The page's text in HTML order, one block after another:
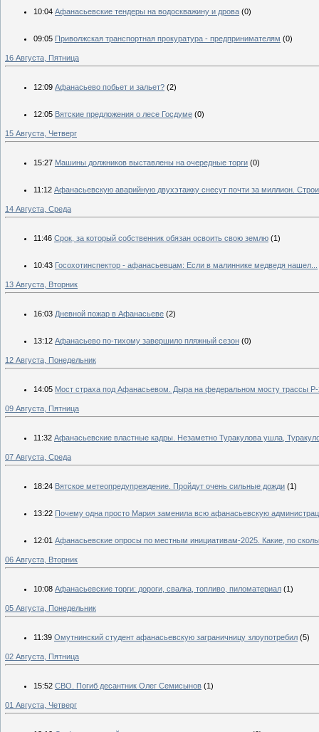
10:04 Афанасьевские тендеры на водоскважину и дрова (0)
09:05 Приволжская транспортная прокуратура - предпринимателям (0)
16 Августа, Пятница
12:09 Афанасьево побьет и зальет? (2)
12:05 Вятские предложения о лесе Госдуме (0)
15 Августа, Четверг
15:27 Машины должников выставлены на очередные торги (0)
11:12 Афанасьевскую аварийную двухэтажку снесут почти за миллион.
14 Августа, Среда
11:46 Срок, за который собственник обязан освоить свою землю (1)
10:43 Госохотинспектор - афанасьевцам: Если в малиннике медведя нашел...
13 Августа, Вторник
16:03 Дневной пожар в Афанасьеве (2)
13:12 Афанасьево по-тихому завершило пляжный сезон (0)
12 Августа, Понедельник
14:05 Мост страха под Афанасьевом. Дыра на федеральном мосту трассы
09 Августа, Пятница
11:32 Афанасьевские властные кадры. Незаметно Туракулова ушла,
07 Августа, Среда
18:24 Вятское метеопредупреждение. Пройдут очень сильные дожди (1)
13:22 Почему одна просто Мария заменила всю афанасьевскую
12:01 Афанасьевские опросы по местным инициативам-2025. Какие, по
06 Августа, Вторник
10:08 Афанасьевские торги: дороги, свалка, топливо, пиломатериал (1)
05 Августа, Понедельник
11:39 Омутнинский студент афанасьевскую заграничницу злоупотребил (5)
02 Августа, Пятница
15:52 СВО. Погиб десантник Олег Семисынов (1)
01 Августа, Четверг